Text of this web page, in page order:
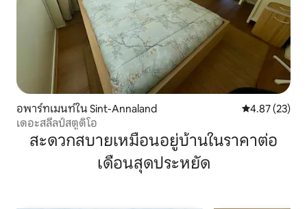
อพาร์ทเมนท์ใน Sint-Annaland คะแนนเฉลี่ย
4.87 (23)
เดอะสลีลป์สตูดิโอ
สะดวกสบายเหมือนอยู่บ้านในราคาต่อ
เดือนสุดประหยัด